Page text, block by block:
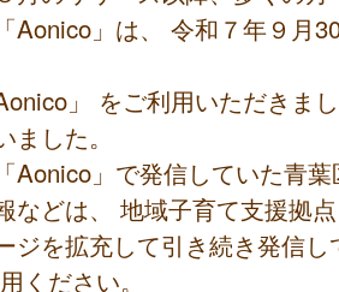
Aonico」は、 令和７年９月
」 をご利用いただきま
ました。
Aonico」で発信していた青
などは、 地域子育て支援拠
ジを拡充して引き続き発信し
ください。